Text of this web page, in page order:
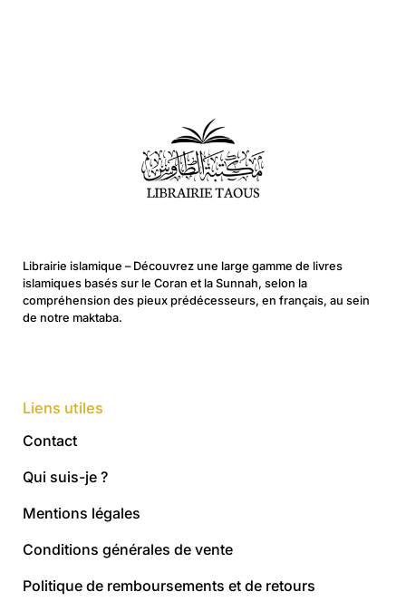
Librairie islamique – Découvrez une large gamme de livres
islamiques basés sur le Coran et la Sunnah, selon la
compréhension des pieux prédécesseurs, en français, au sein
de notre maktaba.
Liens utiles
Contact
Qui suis-je ?
Mentions légales
Conditions générales de vente
Politique de remboursements et de retours